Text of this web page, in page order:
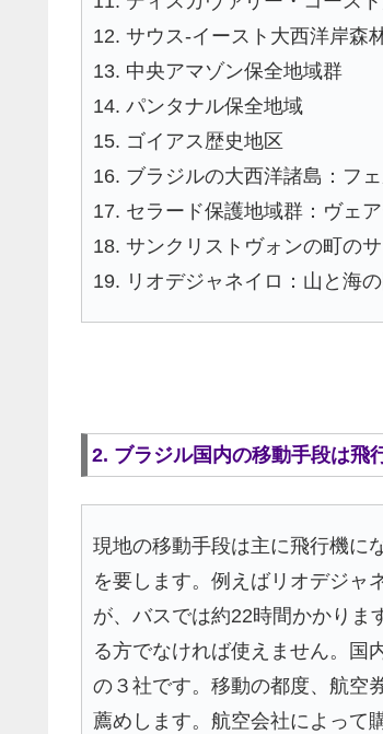
12. サウス-イースト大西洋岸森
13. 中央アマゾン保全地域群
14. パンタナル保全地域
15. ゴイアス歴史地区
16. ブラジルの大西洋諸島：フ
17. セラード保護地域群：ヴェ
18. サンクリストヴォンの町の
19. リオデジャネイロ：山と海
2. ブラジル国内の移動手段は飛
現地の移動手段は主に飛行機に
を要します。例えばリオデジャ
が、バスでは約22時間かかりま
る方でなければ使えません。国
の３社です。移動の都度、航空
薦めします。航空会社によって